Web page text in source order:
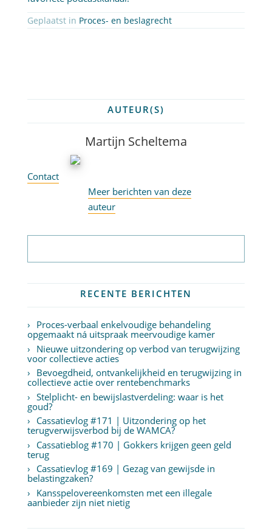
Geplaatst in Proces- en beslagrecht
AUTEUR(S)
Martijn Scheltema
Contact
Meer berichten van deze
auteur
RECENTE BERICHTEN
Proces-verbaal enkelvoudige behandeling
opgemaakt ná uitspraak meervoudige kamer
Nieuwe uitzondering op verbod van terugwijzing
voor collectieve acties
Bevoegdheid, ontvankelijkheid en terugwijzing in
collectieve actie over rentebenchmarks
Stelplicht- en bewijslastverdeling: waar is het
goud?
Cassatievlog #171 | Uitzondering op het
terugverwijsverbod bij de WAMCA?
Cassatieblog #170 | Gokkers krijgen geen geld
terug
Cassatievlog #169 | Gezag van gewijsde in
belastingzaken?
Kansspelovereenkomsten met een illegale
aanbieder zijn niet nietig